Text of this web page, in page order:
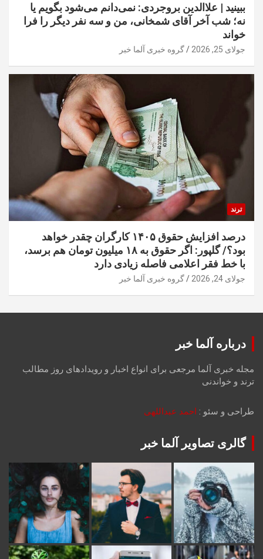
ببینید | علاالدین بروجردی: نمی‌دانم می‌شود بگویم یا
نه؛ شب آخر آقای شمخانی، من و سه نفر دیگر را فرا
خواند
جولای 25, 2026 گروه خبری آلما خبر
ترند
درصد افزایش حقوق ۱۴۰۵ کارگران چقدر خواهد
بود؟/ گلپور: اگر حقوق به ۱۸ میلیون تومان هم برسد،
با خط فقر اعلامی فاصله زیادی دارد
جولای 24, 2026 گروه خبری آلما خبر
درباره آلما خبر
مجله خبری آلما مرجعی برای انواع اخبار و رویدادهای روز مطالب
ترند و خواندنی
طراحی و سئو : احمد عبداللهی
گالری تصاویر آلما خبر